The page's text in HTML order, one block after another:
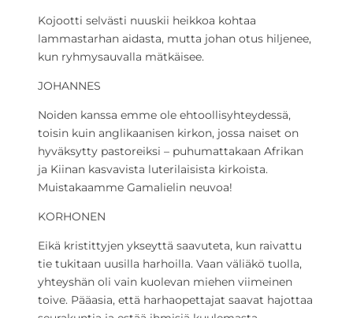
Kojootti selvästi nuuskii heikkoa kohtaa
lammastarhan aidasta, mutta johan otus hiljenee,
kun ryhmysauvalla mätkäisee.
JOHANNES
Noiden kanssa emme ole ehtoollisyhteydessä,
toisin kuin anglikaanisen kirkon, jossa naiset on
hyväksytty pastoreiksi – puhumattakaan Afrikan
ja Kiinan kasvavista luterilaisista kirkoista.
Muistakaamme Gamalielin neuvoa!
KORHONEN
Eikä kristittyjen ykseyttä saavuteta, kun raivattu
tie tukitaan uusilla harhoilla. Vaan väliäkö tuolla,
yhteyshän oli vain kuolevan miehen viimeinen
toive. Pääasia, että harhaopettajat saavat hajottaa